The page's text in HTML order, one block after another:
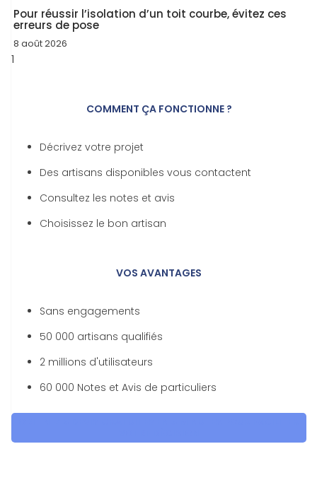
Pour réussir l’isolation d’un toit courbe, évitez ces
erreurs de pose
8 août 2026
COMMENT ÇA FONCTIONNE ?
Décrivez votre projet
Des artisans disponibles vous contactent
Consultez les notes et avis
Choisissez le bon artisan
VOS AVANTAGES
Sans engagements
50 000 artisans qualifiés
2 millions d'utilisateurs
60 000 Notes et Avis de particuliers